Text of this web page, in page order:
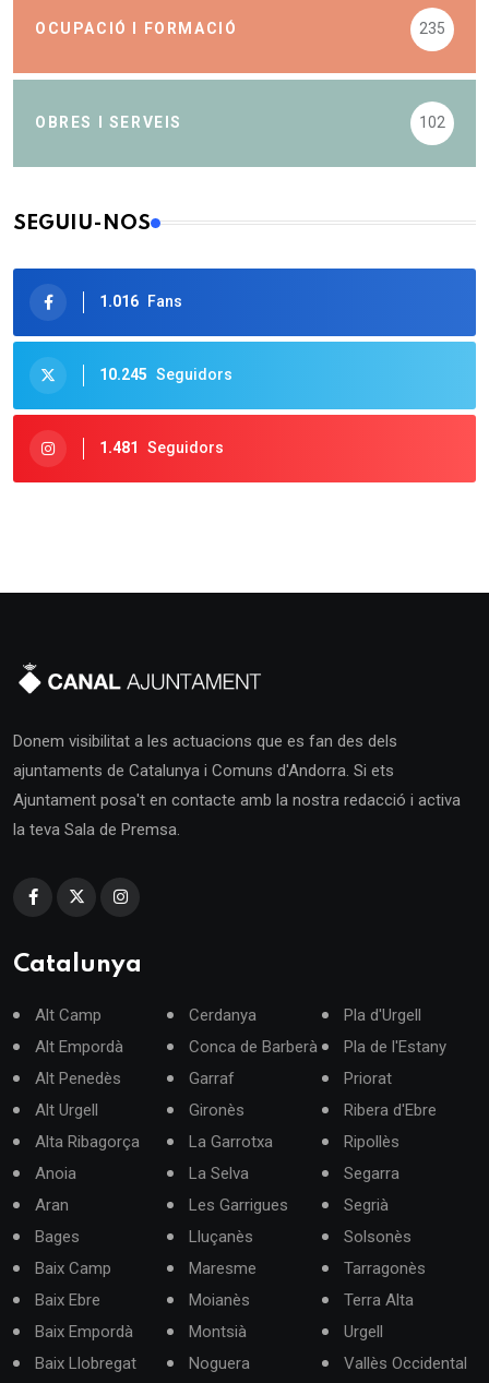
OCUPACIÓ I FORMACIÓ 235
OBRES I SERVEIS 102
SEGUIU-NOS
1.016 Fans
10.245 Seguidors
1.481 Seguidors
Donem visibilitat a les actuacions que es fan des dels
ajuntaments de Catalunya i Comuns d'Andorra. Si ets
Ajuntament posa't en contacte amb la nostra redacció i activa
la teva Sala de Premsa.
Catalunya
Alt Camp
Alt Empordà
Alt Penedès
Alt Urgell
Alta Ribagorça
Anoia
Aran
Bages
Baix Camp
Baix Ebre
Baix Empordà
Baix Llobregat
Cerdanya
Conca de Barberà
Garraf
Gironès
La Garrotxa
La Selva
Les Garrigues
Lluçanès
Maresme
Moianès
Montsià
Noguera
Pla d'Urgell
Pla de l'Estany
Priorat
Ribera d'Ebre
Ripollès
Segarra
Segrià
Solsonès
Tarragonès
Terra Alta
Urgell
Vallès Occidental